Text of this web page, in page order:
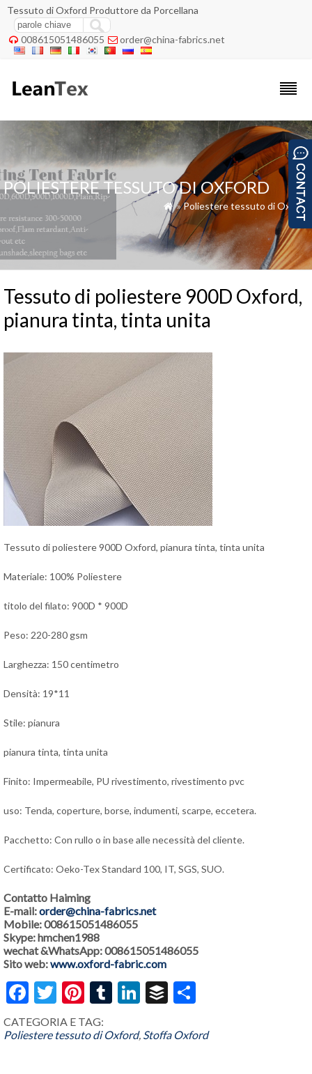
Tessuto di Oxford Produttore da Porcellana
 008615051486055  order@china-fabrics.net
POLIESTERE TESSUTO DI OXFORD
 »Poliestere tessuto di Oxford
Tessuto di poliestere 900D Oxford,
pianura tinta, tinta unita
Tessuto di poliestere 900D Oxford, pianura tinta, tinta unita
Materiale: 100% Poliestere
titolo del filato: 900D * 900D
Peso: 220-280 gsm
Larghezza: 150 centimetro
Densità: 19*11
Stile: pianura
pianura tinta, tinta unita
Finito: Impermeabile, PU rivestimento, rivestimento pvc
uso: Tenda, coperture, borse, indumenti, scarpe, eccetera.
Pacchetto: Con rullo o in base alle necessità del cliente.
Certificato: Oeko-Tex Standard 100, IT, SGS, SUO.
Contatto Haiming
E-mail:order@china-fabrics.net
Mobile: 008615051486055
Skype: hmchen1988
wechat &WhatsApp: 008615051486055
Sito web:www.oxford-fabric.com
Facebook
Twitter
Pinterest
Tumblr
LinkedIn
Buffer
CATEGORIA E TAG:
Poliestere tessuto di Oxford, Stoffa Oxford